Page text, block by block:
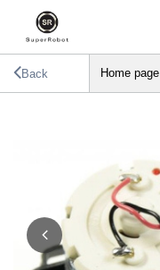
Back Home page